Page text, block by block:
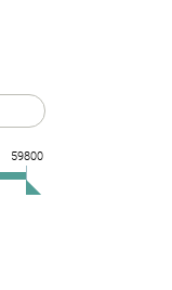
59800